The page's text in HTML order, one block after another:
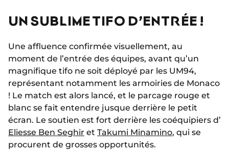
UN SUBLIME TIFO D’ENTRÉE !
Une affluence confirmée visuellement, au
moment de l’entrée des équipes, avant qu’un
magnifique tifo ne soit déployé par les UM94,
représentant notamment les armoiries de Monaco
! Le match est alors lancé, et le parcage rouge et
blanc se fait entendre jusque derrière le petit
écran. Le soutien est fort derrière les coéquipiers d’
Eliesse Ben Seghir et Takumi Minamino, qui se
procurent de grosses opportunités.